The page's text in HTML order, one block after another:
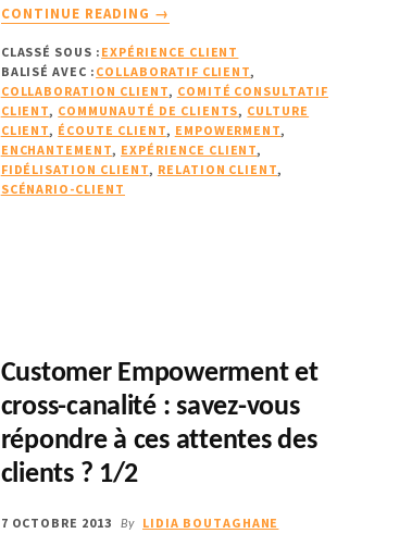
CONTINUE READING
VOS
CLIENTS
DE
FAÇON
CRÉATIVE
GRÂCE
→
CLASSÉ SOUS : EXPÉRIENCE CLIENT
BALISÉ AVEC : COLLABORATIF CLIENT,
COLLABORATION CLIENT, COMITÉ CONSULTATIF
CLIENT, COMMUNAUTÉ DE CLIENTS, CULTURE
CLIENT, ÉCOUTE CLIENT, EMPOWERMENT,
ENCHANTEMENT, EXPÉRIENCE CLIENT,
FIDÉLISATION CLIENT, RELATION CLIENT,
SCÉNARIO-CLIENT
Customer Empowerment et
cross-canalité : savez-vous
répondre à ces attentes des
clients ? 1/2
7 OCTOBRE 2013 By LIDIA BOUTAGHANE